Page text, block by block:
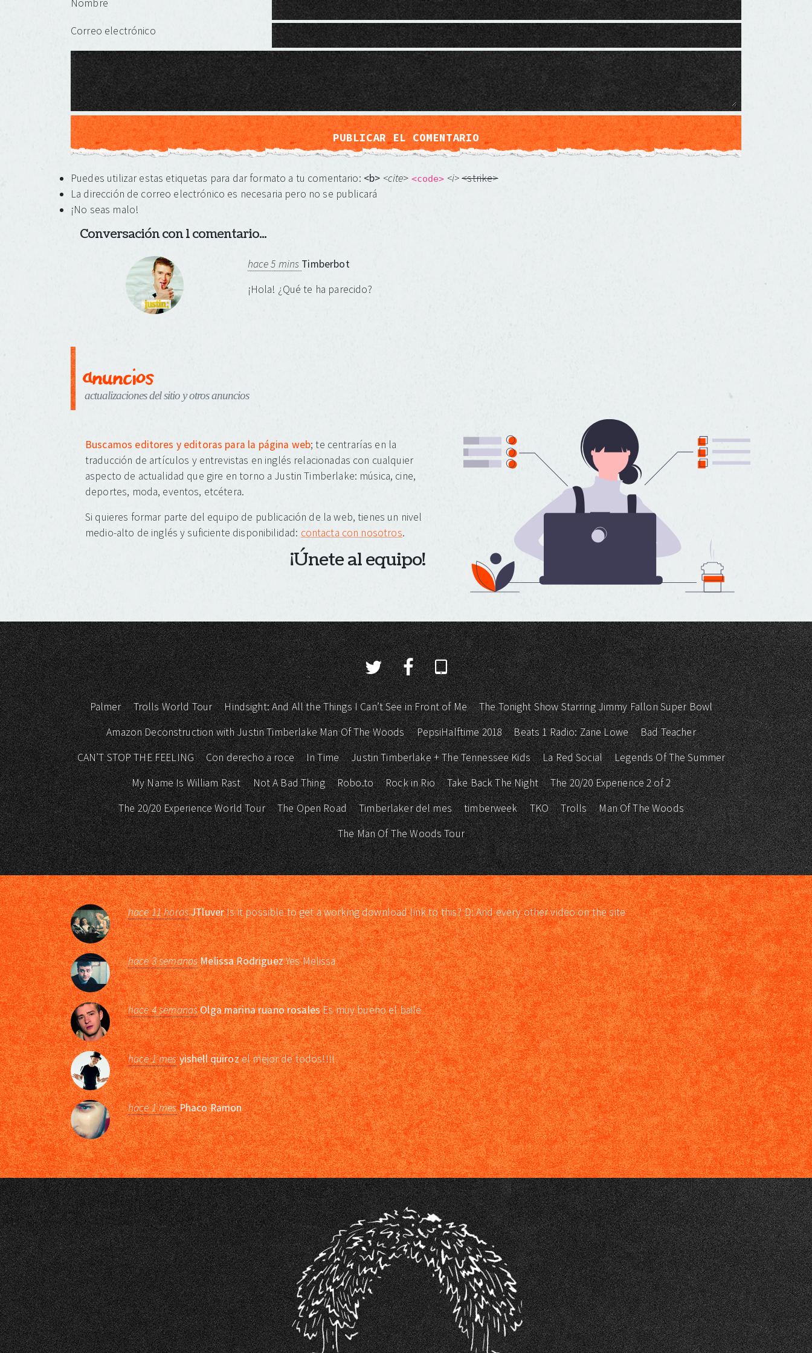
Nombre
Correo electrónico
Puedes utilizar estas etiquetas para dar formato a tu comentario: <b> <cite> <code> <i><strike>
La dirección de correo electrónico es necesaria pero no se publicará
¡No seas malo!
Conversación con 1 comentario...
hace 5 mins Timberbot
¡Hola! ¿Qué te ha parecido?
anuncios
actualizaciones del sitio y otros anuncios
Buscamos editores y editoras para la página web; te centrarías en la
traducción de artículos y entrevistas en inglés relacionadas con cualquier
aspecto de actualidad que gire en torno a Justin Timberlake: música, cine,
deportes, moda, eventos, etcétera.
Si quieres formar parte del equipo de publicación de la web, tienes un nivel
medio-alto de inglés y suficiente disponibilidad: contacta con nosotros.
¡Únete al equipo!
Palmer Trolls World Tour Hindsight: And All the Things I Can’t See in Front of Me
The Tonight Show Starring Jimmy Fallon Super Bowl
Amazon Deconstruction with Justin Timberlake Man Of The Woods
PepsiHalftime 2018 Beats 1 Radio: Zane Lowe
Bad Teacher
CAN’T STOP THE FEELING
Con derecho a roce In Time Justin Timberlake + The Tennessee Kids La Red Social
Legends Of The Summer
My Name Is William Rast
Not A Bad Thing Robo.to Rock in Rio Take Back The Night
The 20/20 Experience 2 of 2
The 20/20 Experience World Tour
The Open Road Timberlaker del mes timberweek TKO Trolls
Man Of The Woods
The Man Of The Woods Tour
hace 11 horasJTluverIs it possible to get a working download link to this? D: And every other video on the site
hace 3 semanasMelissa RodriguezYes Melissa
hace 4 semanasOlga marina ruano rosalesEs muy bueno el baile
hace 1 mesyishell quirozel mejor de todos!!!!
hace 1 mesPhaco Ramon